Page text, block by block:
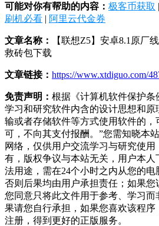
可能对你有帮助的内容： 极客币获取 |
刷机必看 | 阿里云代金券
文章名称：
【联想Z5】安卓8.1原厂
救砖包下载
文章链接： https://www.xtdiguo.com/
免责声明： 根据《计算机软件保护条
学习和研究软件内含的设计思想和
输或者存储软件等方式使用软件的
可，不向其支付报酬。”您需知晓本
网络，仅供用户交流学习与研究使
有，版权争议与本站无关，用户本
法用途，需在24个小时之内从您的电
否则后果均由用户承担责任；如果
您同意只将此文件用于参考、学习
果请您自行承担，如果您喜欢该程
注册，得到更好的正版服务。